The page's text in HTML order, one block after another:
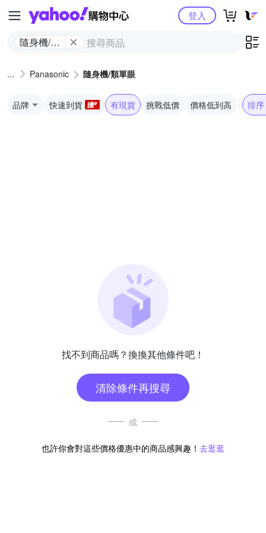
Yahoo購物中心
隨身機/類
登入
Panasonic 隨身機/類單眼
品牌 快速到貨 有現貨 挑戰低價 價格低到高 排序
找不到商品嗎？換換其他條件吧！
清除條件再搜尋
或
也許你會對這些價格優惠中的商品感興趣！ 去逛逛